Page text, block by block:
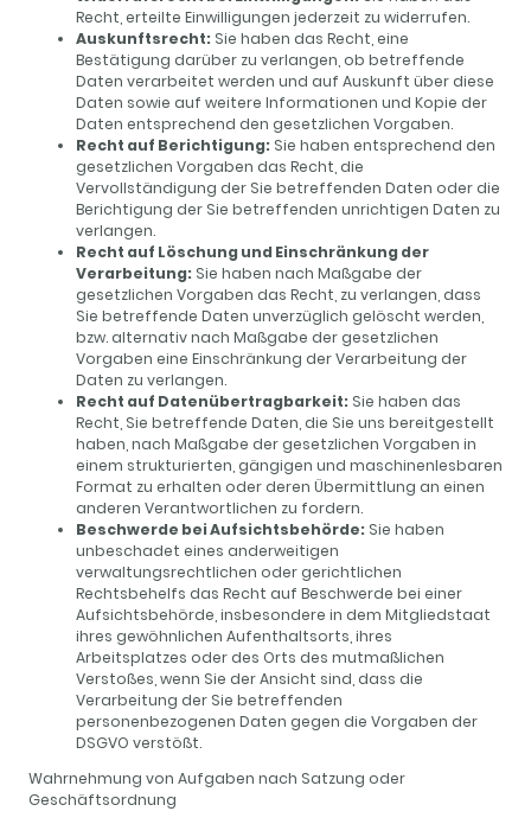
Recht, erteilte Einwilligungen jederzeit zu widerrufen.
Auskunftsrecht: Sie haben das Recht, eine
Bestätigung darüber zu verlangen, ob betreffende
Daten verarbeitet werden und auf Auskunft über diese
Daten sowie auf weitere Informationen und Kopie der
Daten entsprechend den gesetzlichen Vorgaben.
Recht auf Berichtigung: Sie haben entsprechend den
gesetzlichen Vorgaben das Recht, die
Vervollständigung der Sie betreffenden Daten oder die
Berichtigung der Sie betreffenden unrichtigen Daten zu
verlangen.
Recht auf Löschung und Einschränkung der
Verarbeitung: Sie haben nach Maßgabe der
gesetzlichen Vorgaben das Recht, zu verlangen, dass
Sie betreffende Daten unverzüglich gelöscht werden,
bzw. alternativ nach Maßgabe der gesetzlichen
Vorgaben eine Einschränkung der Verarbeitung der
Daten zu verlangen.
Recht auf Datenübertragbarkeit: Sie haben das
Recht, Sie betreffende Daten, die Sie uns bereitgestellt
haben, nach Maßgabe der gesetzlichen Vorgaben in
einem strukturierten, gängigen und maschinenlesbaren
Format zu erhalten oder deren Übermittlung an einen
anderen Verantwortlichen zu fordern.
Beschwerde bei Aufsichtsbehörde: Sie haben
unbeschadet eines anderweitigen
verwaltungsrechtlichen oder gerichtlichen
Rechtsbehelfs das Recht auf Beschwerde bei einer
Aufsichtsbehörde, insbesondere in dem Mitgliedstaat
ihres gewöhnlichen Aufenthaltsorts, ihres
Arbeitsplatzes oder des Orts des mutmaßlichen
Verstoßes, wenn Sie der Ansicht sind, dass die
Verarbeitung der Sie betreffenden
personenbezogenen Daten gegen die Vorgaben der
DSGVO verstößt.
Wahrnehmung von Aufgaben nach Satzung oder
Geschäftsordnung